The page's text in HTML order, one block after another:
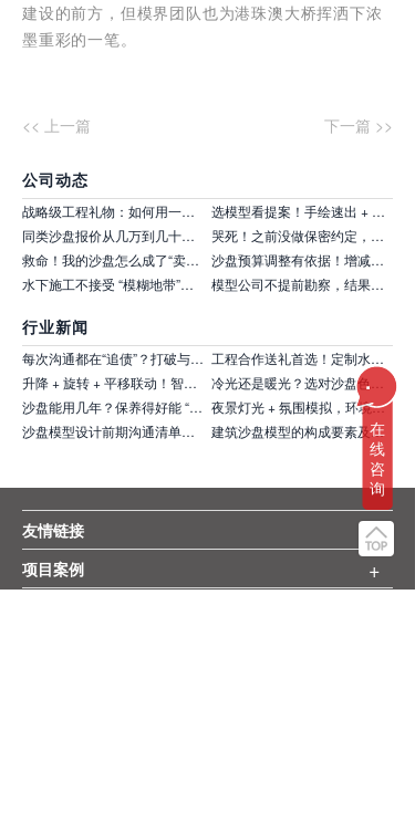
建设的前方，但模界团队也为港珠澳大桥挥洒下浓
墨重彩的一笔。
<< 上一篇 下一篇 >>
公司动态
战略级工程礼物：如何用一座沙盘，讲清最复杂的施工逻辑
选模型看提案！手绘速出 + 拼贴具象 + 多案引导
同类沙盘报价从几万到几十万？市场价格区间到底有没有谱
哭死！之前没做保密约定，项目资料被制作方泄露，竞品抢先布局！
救命！我的沙盘怎么成了“卖家秀 vs 买家秀”大型翻车现场？
沙盘预算调整有依据！增减功能对应的费用，明细清晰可查
水下施工不接受 “模糊地带”！沙盘把每道工序拆解得明明白白
模型公司不提前勘察，结果模型搬不进展厅
行业新闻
每次沟通都在“追债”？打破与异地供应商的时差沟通困局
工程合作送礼首选！定制水晶礼品，精准传递规划理念与实力！
升降 + 旋转 + 平移联动！智能沙盘展示效果直接惊艳全场！
沙盘能用几年？保养得好能 “长寿”！交付时先问保养秘籍
夜景灯光 + 氛围模拟，环境沙盘让招商 / 卖房更有吸引力，转化效率飙升！
沙盘模型设计前期沟通清单，这样准备效率翻倍、效果超预期！
建筑沙盘模型的构成要素及组成部分详述
友情链接 +
项目案例 +
...
在
线
咨
询